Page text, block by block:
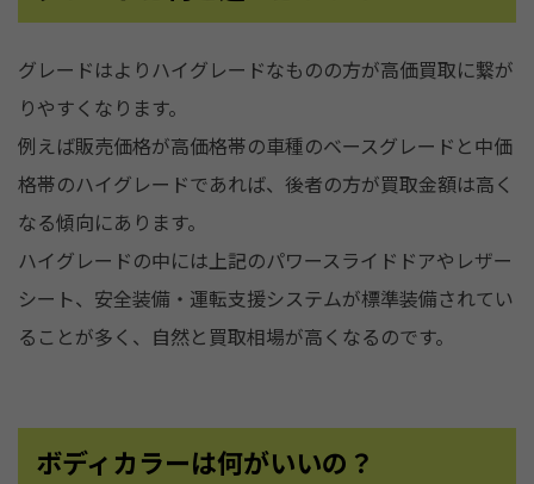
グレードはよりハイグレードなものの方が高価買取に繋が
りやすくなります。
例えば販売価格が高価格帯の車種のベースグレードと中価
格帯のハイグレードであれば、後者の方が買取金額は高く
なる傾向にあります。
ハイグレードの中には上記のパワースライドドアやレザー
シート、安全装備・運転支援システムが標準装備されてい
ることが多く、自然と買取相場が高くなるのです。
ボディカラーは何がいいの？